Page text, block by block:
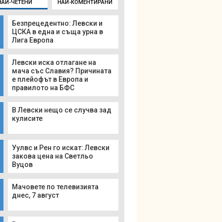
ЧЕТЕНИ НАЙ-КОМЕНТИРАНИ
Безпрецедентно: Левски и
ЦСКА в една и съща урна в
Лига Европа
Левски иска отлагане на
мача със Славия? Причината
е плейофът в Европа и
правилото на БФС
В Левски нещо се случва зад
кулисите
Уулвс и Рен го искат: Левски
закова цена на Светльо
Вуцов
Мачовете по телевизията
днес, 7 август